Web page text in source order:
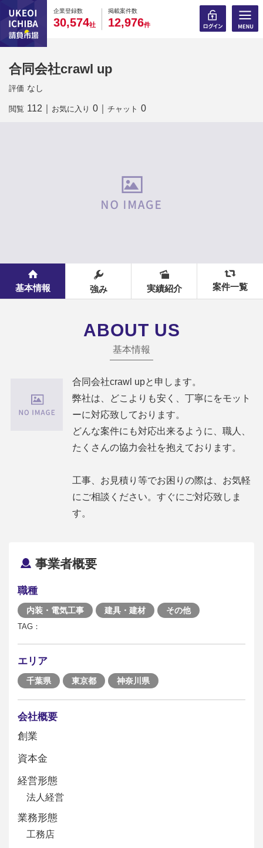
企業登録数
0
3
0
0,
0
5
0
74社
掲載案件数
0
1
0
2,
0
9
0
76件
合同会社crawl up
評価 なし
閲覧 112 お気に入り 0 チャット 0
基本情報 強み 実績紹介 案件一覧
ABOUT US
基本情報
合同会社crawl upと申します。
弊社は、どこよりも安く、丁寧にをモット
ーに対応致しております。
どんな案件にも対応出来るように、職人、
たくさんの協力会社を抱えております。
工事、お見積り等でお困りの際は、お気軽
にご相談ください。すぐにご対応致しま
す。
事業者概要
職種
内装・電気工事 建具・建材 その他
TAG：
エリア
千葉県 東京都 神奈川県
会社概要
創業
資本金
経営形態
法人経営
業務形態
工務店